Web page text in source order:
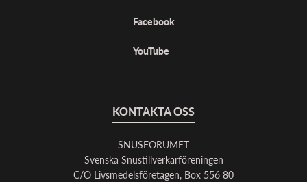
Facebook
YouTube
KONTAKTA OSS
SNUSFORUMET
Svenska Snustillverkarföreningen
C/O Livsmedelsföretagen, Box 556 80